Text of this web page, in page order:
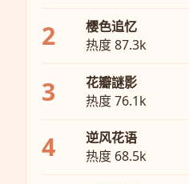
2
樱色追忆
热度 87.3k
3
花瓣謎影
热度 76.1k
4
逆风花语
热度 68.5k